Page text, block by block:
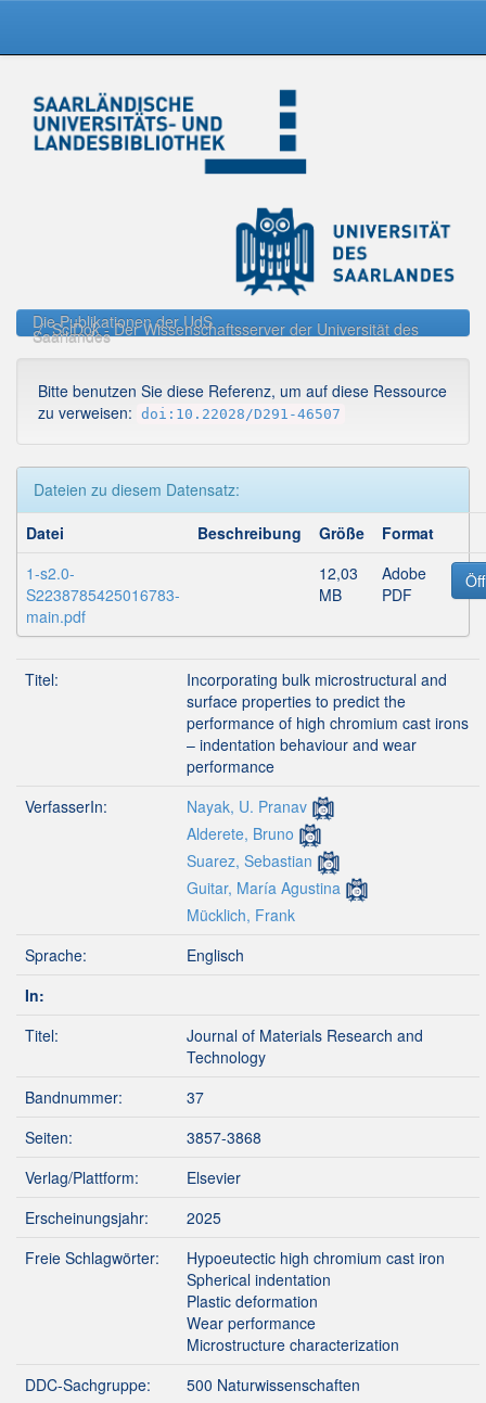
navigation
Die Publikationen der UdS
SciDok - Der Wissenschaftsserver der Universität des
Saarlandes
Bitte benutzen Sie diese Referenz, um auf diese Ressource
zu verweisen: doi:10.22028/D291-46507
Dateien zu diesem Datensatz:
Datei
Beschreibung Größe
Format
1-s2.0-
S2238785425016783-
main.pdf
12,03
MB
Adobe
PDF
Titel:
Incorporating bulk microstructural and
surface properties to predict the
performance of high chromium cast irons
– indentation behaviour and wear
performance
VerfasserIn:
Nayak, U. Pranav
Alderete, Bruno
Suarez, Sebastian
Guitar, María Agustina
Mücklich, Frank
Sprache:
Englisch
In:
Titel:
Journal of Materials Research and
Technology
Bandnummer:
37
Seiten:
3857-3868
Verlag/Plattform:
Elsevier
Erscheinungsjahr:
2025
Freie Schlagwörter:
Hypoeutectic high chromium cast iron
Spherical indentation
Plastic deformation
Wear performance
Microstructure characterization
DDC-Sachgruppe:
500 Naturwissenschaften